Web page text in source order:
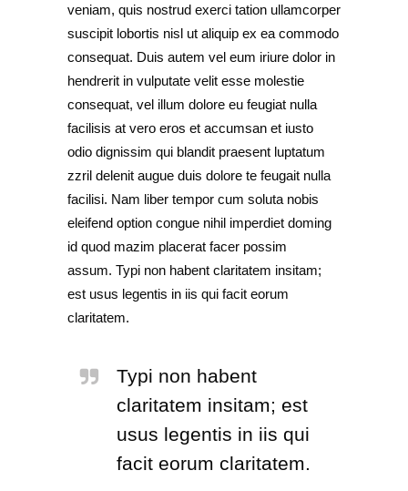
veniam, quis nostrud exerci tation ullamcorper
suscipit lobortis nisl ut aliquip ex ea commodo
consequat. Duis autem vel eum iriure dolor in
hendrerit in vulputate velit esse molestie
consequat, vel illum dolore eu feugiat nulla
facilisis at vero eros et accumsan et iusto
odio dignissim qui blandit praesent luptatum
zzril delenit augue duis dolore te feugait nulla
facilisi. Nam liber tempor cum soluta nobis
eleifend option congue nihil imperdiet doming
id quod mazim placerat facer possim
assum. Typi non habent claritatem insitam;
est usus legentis in iis qui facit eorum
claritatem.
Typi non habent
claritatem insitam; est
usus legentis in iis qui
facit eorum claritatem.